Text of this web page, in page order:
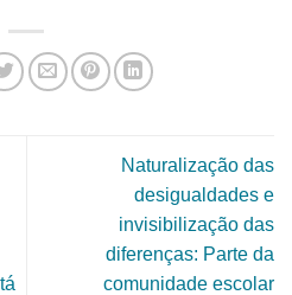
Naturalização das
desigualdades e
invisibilização das
diferenças: Parte da
comunidade escolar